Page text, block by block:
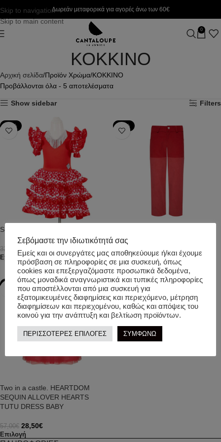
Skip to navigation
Skip to main content
Δωρεάν μεταφορικά για αγορές άνω των 60€
0
ΚΟΚΚΙΝΟ
Αρχική σελίδα Προϊόν Χρώμα ΚΟΚΚΙΝΟ
Προβάλλονται όλα - 5 αποτελέσματα
Show sidebar Filters
-22%
Souza. Στολή Φλαμένκο Marisol
32,00 € 25,00
Επιλογή
-50%
Bicolor Cottle Pants Kid
€ 22,50€
Επιλογή
Two in a castle. HEARTDOM
SEQUIN ALLOVER HEARTS
TUTU DRESS BABY
57,00€ 28,50€
Επιλογή
Σεβόμαστε την ιδιωτικότητά σας
Εμείς και οι συνεργάτες μας αποθηκεύουμε ή/και έχουμε
πρόσβαση σε πληροφορίες σε μια συσκευή, όπως
cookies και επεξεργαζόμαστε προσωπικά δεδομένα,
όπως μοναδικά αναγνωριστικά και τυπικές πληροφορίες
που αποστέλλονται από μια συσκευή για
εξατομικευμένες διαφημίσεις και περιεχόμενο, μέτρηση
διαφημίσεων και περιεχομένου, καθώς και απόψεις του
κοινού για την ανάπτυξη και βελτίωση προϊόντων.
ΠΕΡΙΣΣΟΤΕΡΕΣ ΕΠΙΛΟΓΕΣ ΣΥΜΦΩΝΩ